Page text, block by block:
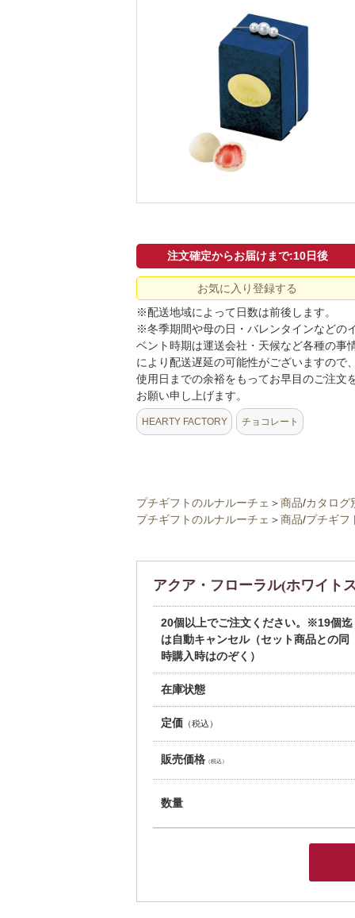
注文確定からお届けまで:10日後
お気に入り登録する
※配送地域によって日数は前後します。
※冬季期間や母の日・バレンタインなどの
ベント時期は運送会社・天候など各種の事
により配送遅延の可能性がございますので
使用日までの余裕をもってお早目のご注文
お願い申し上げます。
HEARTY FACTORY チョコレート
プチギフトのルナルーチェ ＞商品/カタログ
プチギフトのルナルーチェ ＞商品/プチギフ
アクア・フローラル(ホワイト
20個以上でご注文ください。※19個迄
は自動キャンセル（セット商品との同
時購入時はのぞく）
在庫状態
定価 （税込）
販売価格（税込）
数量